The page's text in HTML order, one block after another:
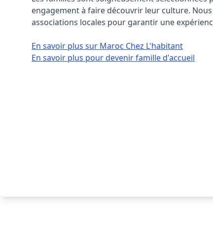
engagement à faire découvrir leur culture.
associations locales pour garantir une
En savoir plus sur Maroc Chez L'habitant
En savoir plus pour devenir famille d'accueil